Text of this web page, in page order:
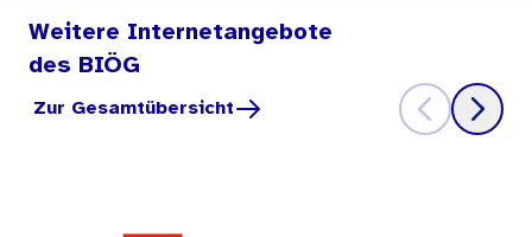
Weitere Internetangebote
des BIÖG
Zur Gesamtübersicht